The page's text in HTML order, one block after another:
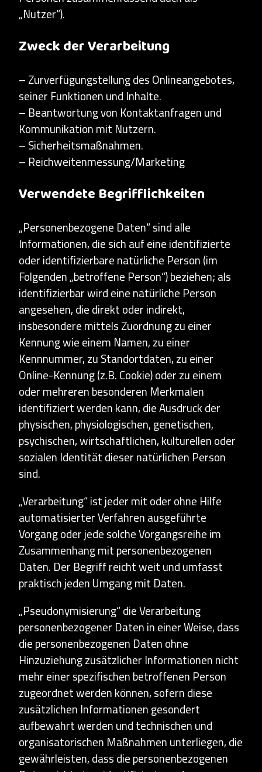
„Nutzer“).
Zweck der Verarbeitung
– Zurverfügungstellung des Onlineangebotes,
seiner Funktionen und Inhalte.
– Beantwortung von Kontaktanfragen und
Kommunikation mit Nutzern.
– Sicherheitsmaßnahmen.
– Reichweitenmessung/Marketing
Verwendete Begrifflichkeiten
„Personenbezogene Daten“ sind alle
Informationen, die sich auf eine identifizierte
oder identifizierbare natürliche Person (im
Folgenden „betroffene Person“) beziehen; als
identifizierbar wird eine natürliche Person
angesehen, die direkt oder indirekt,
insbesondere mittels Zuordnung zu einer
Kennung wie einem Namen, zu einer
Kennnummer, zu Standortdaten, zu einer
Online-Kennung (z.B. Cookie) oder zu einem
oder mehreren besonderen Merkmalen
identifiziert werden kann, die Ausdruck der
physischen, physiologischen, genetischen,
psychischen, wirtschaftlichen, kulturellen oder
sozialen Identität dieser natürlichen Person
sind.
„Verarbeitung“ ist jeder mit oder ohne Hilfe
automatisierter Verfahren ausgeführte
Vorgang oder jede solche Vorgangsreihe im
Zusammenhang mit personenbezogenen
Daten. Der Begriff reicht weit und umfasst
praktisch jeden Umgang mit Daten.
„Pseudonymisierung“ die Verarbeitung
personenbezogener Daten in einer Weise, dass
die personenbezogenen Daten ohne
Hinzuziehung zusätzlicher Informationen nicht
mehr einer spezifischen betroffenen Person
zugeordnet werden können, sofern diese
zusätzlichen Informationen gesondert
aufbewahrt werden und technischen und
organisatorischen Maßnahmen unterliegen, die
gewährleisten, dass die personenbezogenen